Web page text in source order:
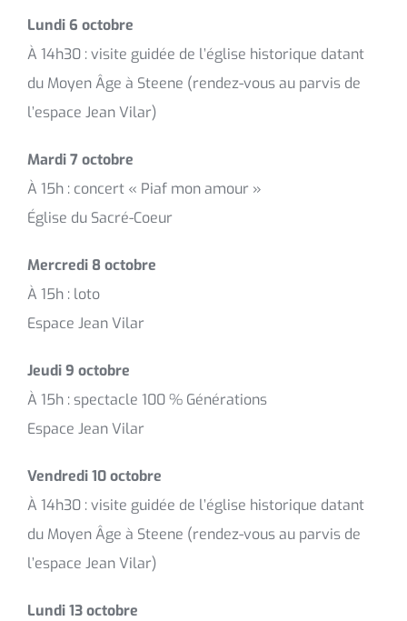
Lundi 6 octobre
À 14h30 : visite guidée de l’église historique datant
du Moyen Âge à Steene (rendez-vous au parvis de
l’espace Jean Vilar)
Mardi 7 octobre
À 15h : concert « Piaf mon amour »
Église du Sacré-Coeur
Mercredi 8 octobre
À 15h : loto
Espace Jean Vilar
Jeudi 9 octobre
À 15h : spectacle 100 % Générations
Espace Jean Vilar
Vendredi 10 octobre
À 14h30 : visite guidée de l’église historique datant
du Moyen Âge à Steene (rendez-vous au parvis de
l’espace Jean Vilar)
Lundi 13 octobre